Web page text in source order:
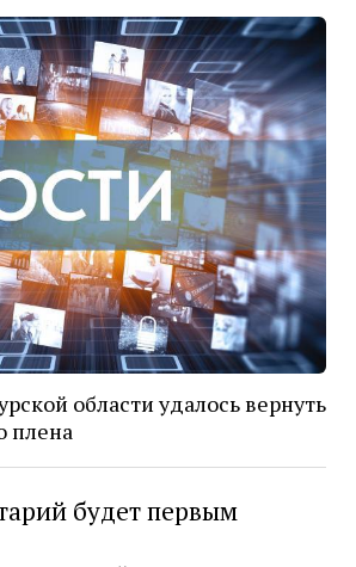
области удалось вернуть
плена
будет первым